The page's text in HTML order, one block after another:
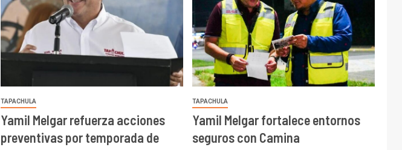
TAPACHULA
Yamil Melgar refuerza acciones
preventivas por temporada de
TAPACHULA
Yamil Melgar fortalece entornos
seguros con Camina